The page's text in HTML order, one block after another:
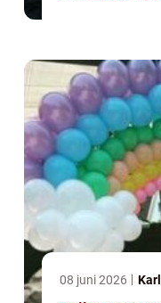
08 juni 2026